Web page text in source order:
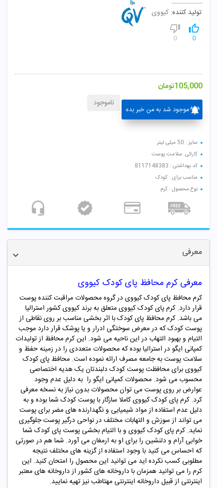
تولید کننده: کیووی
0
0
105,000تومان
موجود شد به من خبر بده
ناموجود
سایز : 50 میلی لیتر
کارائی :‌سلامت پوست
کد بهداشتی : 8117148383
مناسب برای : کودک
نوع محصول : کرم
معرفی
معرفی کرم محافظ پای کودک کیووی
کرم محافظ پای کودک کیووی در گروه محصولات مراقبت کننده پوست
قرار دارد. کرم پای کودک کیووی متعلق به برند کیووی کشور استرالیا
می باشد. کرم محافظ پای کودک با اثر بخشی مناسب بر روی نقاطی از
پوست کودک که در معرض سوختگی ادرار و یا پوشک قرار دارد موجب
التیام و بهبود التهاب در این ناحیه می شود. این کرم محافظ از تولیدات
کمپانی ایگو در استرالیا بوده که محصولات متعددی را در زمینه حفظ و
سلامت پوست به جامعه مصرف ارائه نموده است. محافظ پای کودک
کیووی برای محافظت پوست کودک دلبندتان یک هدیه اختصاصی
محسوب می شود. محصولات کمپانی ایگو را به دلیل عدم وجود
عوارض بر روی پوست می توان محصولات بدون نیاز به نسخه معرفی
کرد. کرم پای کودک کیووی کاملا سازگار با پوست کودک شما بوده و به
دلیل عدم استفاده از مواد شیمیایی و نگهدارنده های مضر برای پوست
می تواند از سوزش و التهابات مختلف در نواحی درگیر پوست جلوگیری
نماید. کرم پای کودک کیووی و با التیام بخشی پوست پای کودک شما
خوابی آرام و دلنشین را برای او به ارمغان می آورد. شما هم در صورتی
که احساس می کنید با وجود استفاده از گزینه های مختلف نتیجه
مطلوبی کسب نکرده اید می توانید این محصول را امتحان کنید. این
کرم را می توانید همزمان با داروخانه های کشور از داروخانه های معتبر
اینترنتی از قبیل داروخانه اینترنتی مهتاطب نیز تهیه نمایید.